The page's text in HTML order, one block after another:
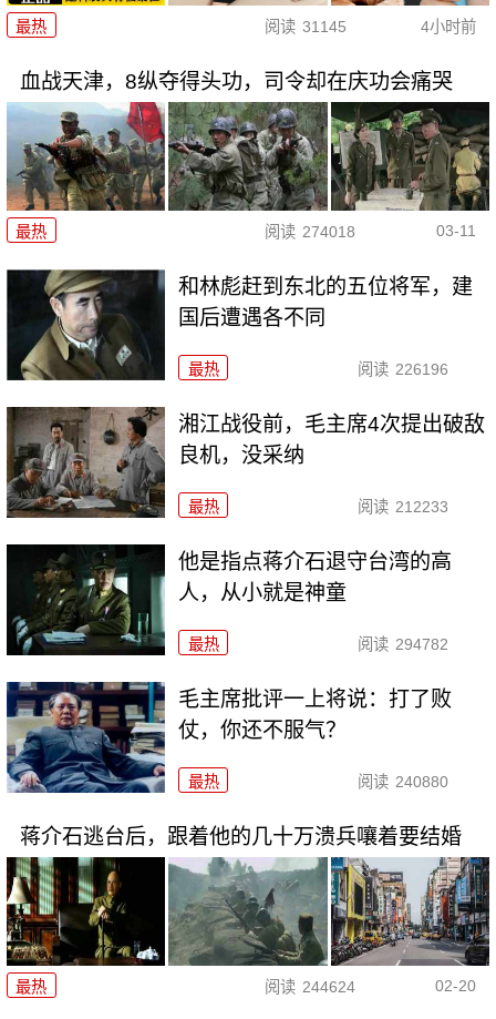
最热 阅读 31145 4小时前
血战天津，8纵夺得头功，司令却在庆功会痛哭
最热 阅读 274018 03-11
和林彪赶到东北的五位将军，建
国后遭遇各不同
最热 阅读 226196
湘江战役前，毛主席4次提出破敌
良机，没采纳
最热 阅读 212233
他是指点蒋介石退守台湾的高
人，从小就是神童
最热 阅读 294782
毛主席批评一上将说：打了败
仗，你还不服气？
最热 阅读 240880
蒋介石逃台后，跟着他的几十万溃兵嚷着要结婚
最热 阅读 244624 02-20